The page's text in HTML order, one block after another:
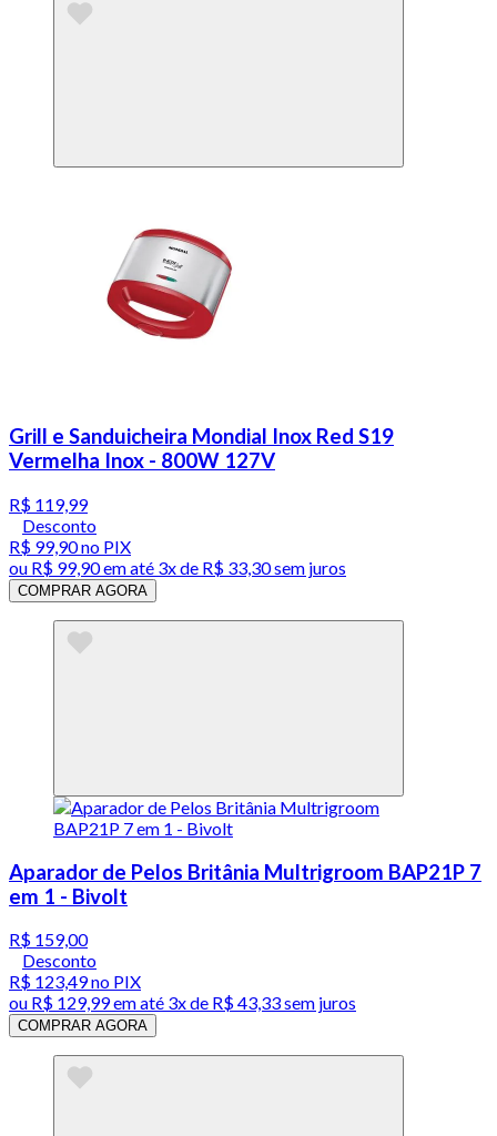
Grill e Sanduicheira Mondial Inox Red S19
Vermelha Inox - 800W 127V
R$ 119,99
Desconto
R$ 99,90no PIX
ou R$ 99,90em até 3x de R$ 33,30 sem juros
COMPRAR AGORA
Aparador de Pelos Britânia Multrigroom BAP21P 7
em 1 - Bivolt
R$ 159,00
Desconto
R$ 123,49no PIX
ou R$ 129,99em até 3x de R$ 43,33 sem juros
COMPRAR AGORA